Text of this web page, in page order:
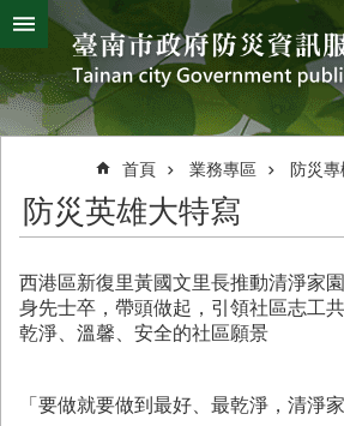
跳到主要內容區塊
搜
尋
進
階
搜
熱
字
颱
風
災
害
救
辦
公
介
首頁 業務專區 防災專
防災英雄大特寫
西港區新復里黃國文里長推動清淨家
身先士卒，帶頭做起，引領社區志工
乾淨、溫馨、安全的社區願景
「要做就要做到最好、最乾淨，清淨